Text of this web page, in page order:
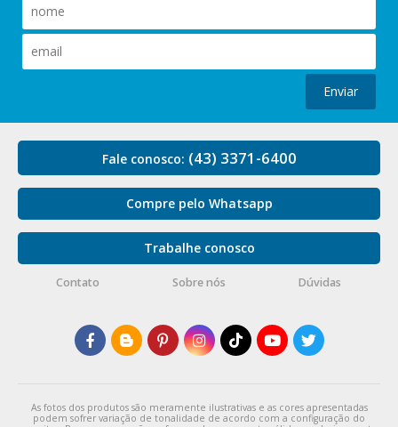
Enviar
Fale conosco: (43) 3371-6400
Compre pelo Whatsapp
Trabalhe conosco
Contato Sobre nós Dúvidas
As fotos dos produtos são meramente ilustrativas e as cores apresentadas
podem sofrer variação de tonalidade de acordo com a configuração do